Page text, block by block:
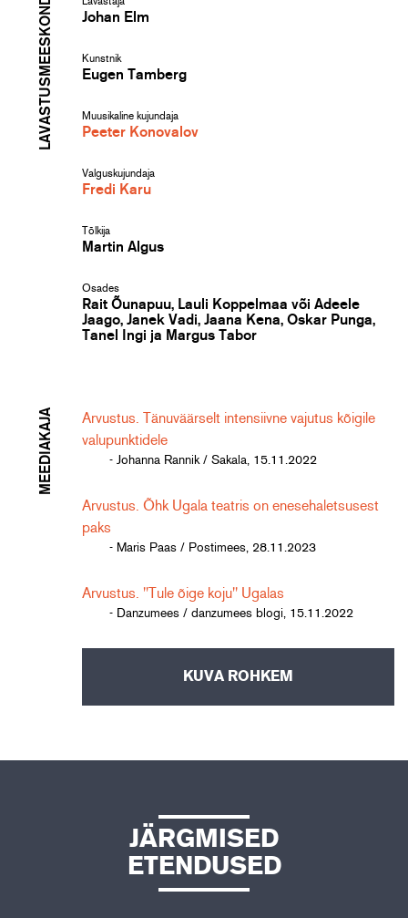
LAVASTUSMEESKOND Johan Elm
Kunstnik
Eugen Tamberg
Muusikaline kujundaja
Peeter Konovalov
Valguskujundaja
Fredi Karu
Tõlkija
Martin Algus
Osades
Rait Õunapuu, Lauli Koppelmaa või Adeele
Jaago, Janek Vadi, Jaana Kena, Oskar Punga,
Tanel Ingi ja Margus Tabor
MEEDIAKAJA
Arvustus. Tänuväärselt intensiivne vajutus kõigile
valupunktidele
- Johanna Rannik / Sakala, 15.11.2022
Arvustus. Õhk Ugala teatris on enesehaletsusest
paks
- Maris Paas / Postimees, 28.11.2023
Arvustus. "Tule õige koju" Ugalas
- Danzumees / danzumees blogi, 15.11.2022
KUVA ROHKEM
JÄRGMISED
ETENDUSED